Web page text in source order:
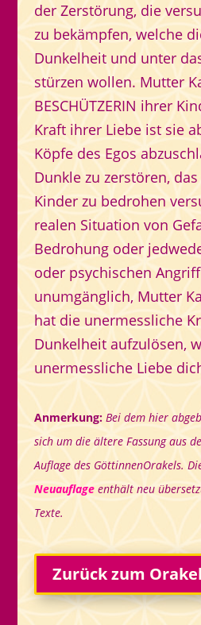
der Zerstörung, die
zu bekämpfen, welche
Dunkelheit und unter
stürzen wollen. Mutter
BESCHÜTZERIN ihrer
Kraft ihrer Liebe ist sie
Köpfe des Egos
Dunkle zu zerstören,
Kinder zu bedrohen
realen Situation von
Bedrohung oder
oder psychischen
unumgänglich, Mutter
hat die unermessliche
Dunkelheit aufzulösen,
unermessliche Liebe
Anmerkung: Bei dem hier
sich um die ältere Fassung aus
Auflage des GöttinnenOrakels.
Neuauflageenthält neu
Texte.
Zurück zum Orakel